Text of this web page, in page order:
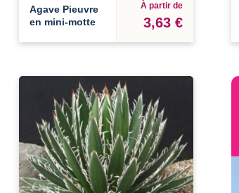
Agave Pieuvre
en mini-motte
À partir de
3,63 €